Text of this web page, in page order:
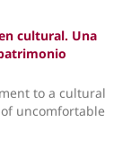
cultural. Una
to a cultural
uncomfortable